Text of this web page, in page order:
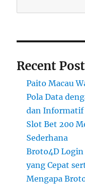
Recent
Paito Macau
Pola Data
dan Informatif
Slot Bet 200
Sederhana
Broto4D
yang Cepat
Mengapa